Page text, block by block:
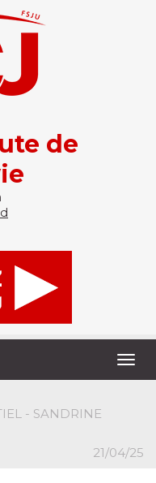
de
- SANDRINE
21/04/25